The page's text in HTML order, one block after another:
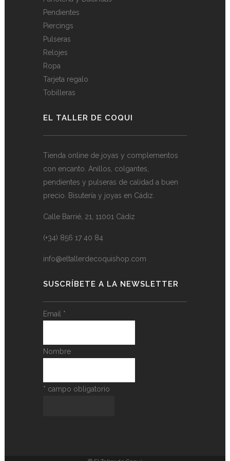
Pendientes
Piercings
Pulseras
Relojes
Ropa
Tarjeta regalo
Tobilleras
EL TALLER DE COQUI
Tienda online de joyas y complementos
con encanto. Anillos, colgantes,
pendientes y pulseras de calidad a buen
precio. Bisutería y joyas en Cádiz.
Calle Barrié, 21, 11001 Cádiz
(+34) 856 17 40 84
info@eltallerdecoquishop.com
SUSCRÍBETE A LA NEWSLETTER
Email *
Nombre
* campo obligatorio